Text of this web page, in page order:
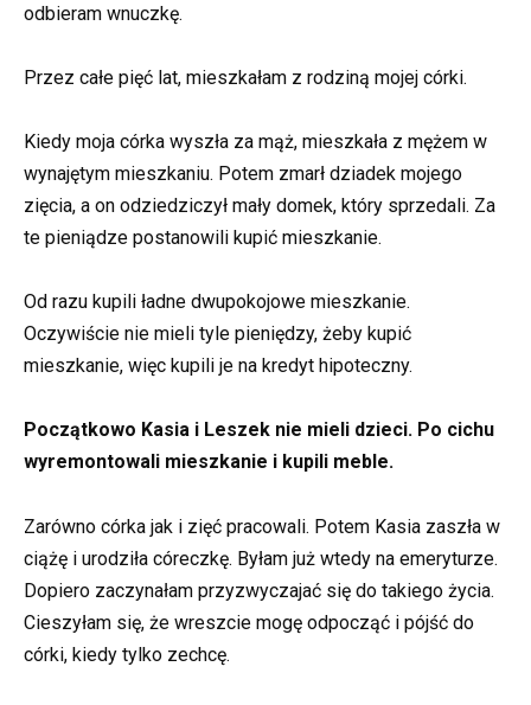
odbieram wnuczkę.
Przez całe pięć lat, mieszkałam z rodziną mojej córki.
Kiedy moja córka wyszła za mąż, mieszkała z mężem w
wynajętym mieszkaniu. Potem zmarł dziadek mojego
zięcia, a on odziedziczył mały domek, który sprzedali. Za
te pieniądze postanowili kupić mieszkanie.
Od razu kupili ładne dwupokojowe mieszkanie.
Oczywiście nie mieli tyle pieniędzy, żeby kupić
mieszkanie, więc kupili je na kredyt hipoteczny.
Początkowo Kasia i Leszek nie mieli dzieci. Po cichu
wyremontowali mieszkanie i kupili meble.
Zarówno córka jak i zięć pracowali. Potem Kasia zaszła w
ciążę i urodziła córeczkę. Byłam już wtedy na emeryturze.
Dopiero zaczynałam przyzwyczajać się do takiego życia.
Cieszyłam się, że wreszcie mogę odpocząć i pójść do
córki, kiedy tylko zechcę.